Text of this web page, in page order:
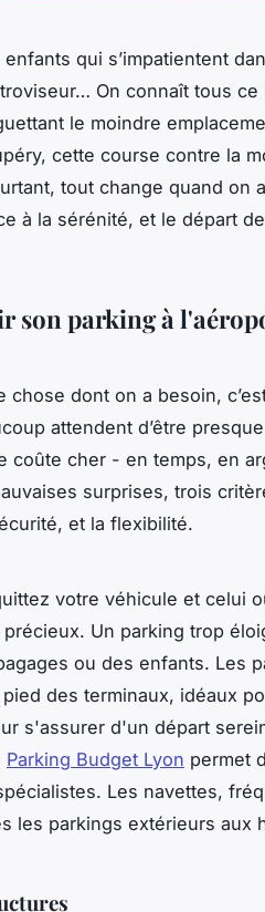
qui s’impatientent
On connaît tous ce
le moindre
cette course contre la
tout change quand on
à la sérénité, et le départ
son parking à
chose dont on a besoin,
attendent d’être presque
coûte cher - en temps, en
surprises, trois
et la flexibilité.
votre véhicule et celui
Un parking trop
ou des enfants. Les
des terminaux, idéaux
s'assurer d'un départ
Parking Budget Lyon permet
Les navettes,
les parkings extérieurs aux